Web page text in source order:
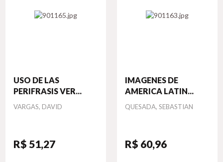
USO DE LAS
PERIFRASIS VER...
Autor
VARGAS, DAVID
R$ 51,27
IMAGENES DE
AMERICA LATIN...
Autor
QUESADA, SEBASTIAN
R$ 60,96